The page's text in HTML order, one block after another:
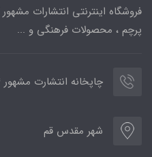
فروشگاه اینترنتی انتشارات
پرچم ، محصولات فرهنگی و ...
چاپخانه انتشارت مشهور 09386774004
شهر مقدس قم